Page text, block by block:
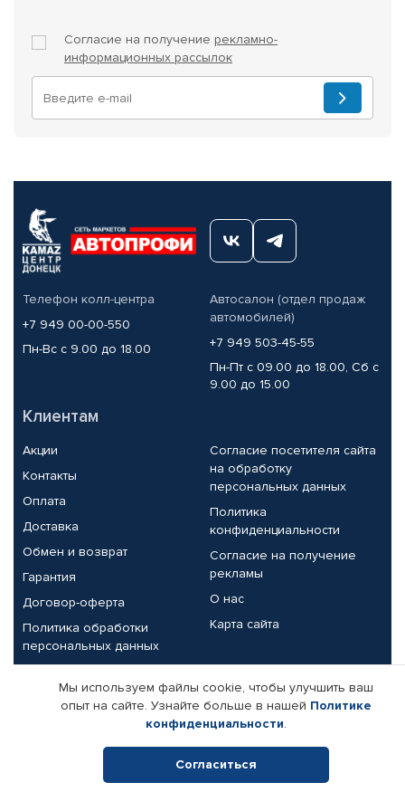
Согласие на получение рекламно-
информационных рассылок
Телефон колл-центра
+7 949 00-00-550
Пн-Вс с 9.00 до 18.00
Автосалон (отдел продаж
автомобилей)
+7 949 503-45-55
Пн-Пт с 09.00 до 18.00, Сб с
9.00 до 15.00
Клиентам
Акции
Контакты
Оплата
Доставка
Обмен и возврат
Гарантия
Договор-оферта
Политика обработки
персональных данных
Согласие посетителя сайта
на обработку
персональных данных
Политика
конфиденциальности
Согласие на получение
рекламы
О нас
Карта сайта
Партнерам
Корпоративным клиентам
Поставщикам
Реквизиты компании
Мы используем файлы cookie, чтобы улучшить ваш
опыт на сайте. Узнайте больше в нашей Политике
конфиденциальности.
Согласиться